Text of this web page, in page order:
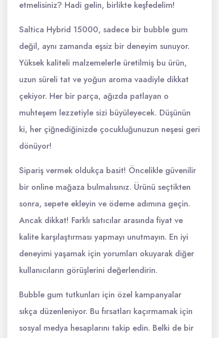
etmelisiniz? Hadi gelin, birlikte keşfedelim!
Saltica Hybrid 15000, sadece bir bubble gum
değil, aynı zamanda eşsiz bir deneyim sunuyor.
Yüksek kaliteli malzemelerle üretilmiş bu ürün,
uzun süreli tat ve yoğun aroma vaadiyle dikkat
çekiyor. Her bir parça, ağızda patlayan o
muhteşem lezzetiyle sizi büyüleyecek. Düşünün
ki, her çiğnediğinizde çocukluğunuzun neşesi geri
dönüyor!
Sipariş vermek oldukça basit! Öncelikle güvenilir
bir online mağaza bulmalısınız. Ürünü seçtikten
sonra, sepete ekleyin ve ödeme adımına geçin.
Ancak dikkat! Farklı satıcılar arasında fiyat ve
kalite karşılaştırması yapmayı unutmayın. En iyi
deneyimi yaşamak için yorumları okuyarak diğer
kullanıcıların görüşlerini değerlendirin.
Bubble gum tutkunları için özel kampanyalar
sıkça düzenleniyor. Bu fırsatları kaçırmamak için
sosyal medya hesaplarını takip edin. Belki de bir